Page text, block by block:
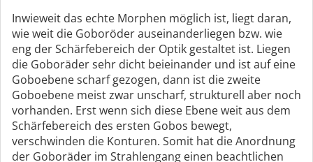
Inwieweit das echte Morphen möglich ist, liegt daran,
wie weit die Goboröder auseinanderliegen bzw. wie
eng der Schärfebereich der Optik gestaltet ist. Liegen
die Goboräder sehr dicht beieinander und ist auf eine
Goboebene scharf gezogen, dann ist die zweite
Goboebene meist zwar unscharf, strukturell aber noch
vorhanden. Erst wenn sich diese Ebene weit aus dem
Schärfebereich des ersten Gobos bewegt,
verschwinden die Konturen. Somit hat die Anordnung
der Goboräder im Strahlengang einen beachtlichen